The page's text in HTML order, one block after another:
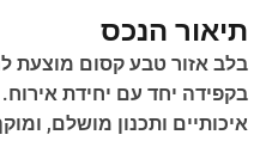
תיאור הנכס
בלב אזור טבע קסום מוצעת
בקפידה יחד עם יחידת
איכותיים ותכנון מושלם,